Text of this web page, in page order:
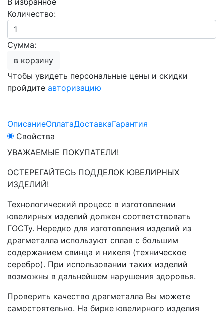
В избранное
Количество:
Сумма:
в корзину
Чтобы увидеть персональные цены и скидки
пройдите авторизацию
ОписаниеОплатаДоставкаГарантия
Свойства
УВАЖАЕМЫЕ ПОКУПАТЕЛИ!
ОСТЕРЕГАЙТЕСЬ ПОДДЕЛОК ЮВЕЛИРНЫХ
ИЗДЕЛИЙ!
Технологический процесс в изготовлении
ювелирных изделий должен соответствовать
ГОСТу. Нередко для изготовления изделий из
драгметалла используют сплав с большим
содержанием свинца и никеля (техническое
серебро). При использовании таких изделий
возможны в дальнейшем нарушения здоровья.
Проверить качество драгметалла Вы можете
самостоятельно. На бирке ювелирного изделия